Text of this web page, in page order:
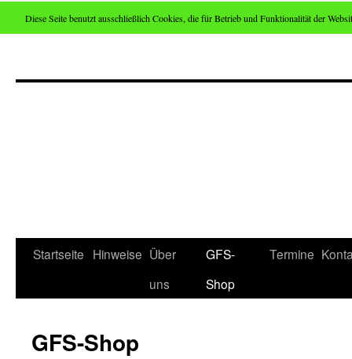
Zum
Inhalt
Startseite Hinweise Über
uns
GFS-
Shop
Termine
GFS-Shop
Diese Seite benutzt ausschließlich Cookies, die für Betrieb und Funktionalität der